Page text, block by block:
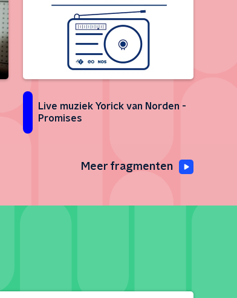
Live muziek Yorick van Norden -
Promises
Meer fragmenten